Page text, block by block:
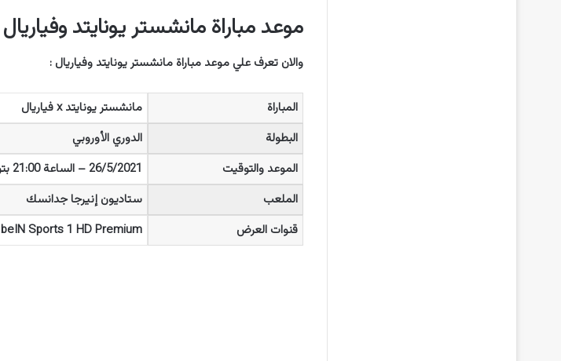
موعد مباراة مانشستر يونايتد وفياريال
والان تعرف علي موعد مباراة مانشستر يونايتد وفياريال :
المباراة
مانشستر يونايتد x فياريال
البطولة
الدوري الأوروبي
الموعد والتوقيت
26/5/2021 – الساعة 21:00 بتوقيت القاهرة
الملعب
ستاديون إنيرجا جدانسك
قنوات العرض
beIN Sports 1 HD Premium